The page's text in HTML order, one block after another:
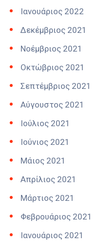
Ιανουάριος 2022
Δεκέμβριος 2021
Νοέμβριος 2021
Οκτώβριος 2021
Σεπτέμβριος 2021
Αύγουστος 2021
Ιούλιος 2021
Ιούνιος 2021
Μάιος 2021
Απρίλιος 2021
Μάρτιος 2021
Φεβρουάριος 2021
Ιανουάριος 2021